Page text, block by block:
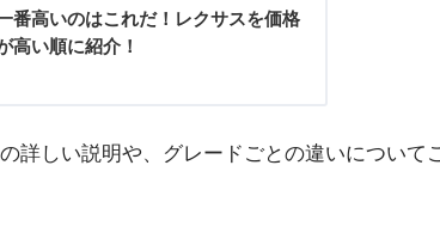
番高いのはこれだ！レクサスを価格
高い順に紹介！
詳しい説明や、グレードごとの違いについて